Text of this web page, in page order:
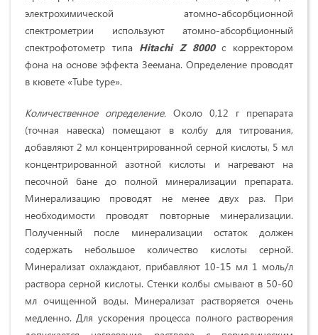
электрохимической атомно-абсорбционной
спектрометрии используют атомно-абсорбционный
спектрофотометр типа Hitachi Z 8000с корректором
фона на основе эффекта Зеемана. Определение проводят
в кювете «Tube type».
Количественное определение. Около 0,12 г препарата
(точная навеска) помещают в колбу для титрования,
добавляют 2 мл концентрированной серной кислоты, 5 мл
концентрированной азотной кислоты и нагревают на
песочной бане до полной минерализации препарата.
Минерализацию проводят не менее двух раз. При
необходимости проводят повторные минерализации.
Полученный после минерализации остаток должен
содержать небольшое количество кислоты серной.
Минерализат охлаждают, прибавляют 10-15 мл 1 моль/л
раствора серной кислоты. Стенки колбы смывают в 50-60
мл очищенной воды. Минерализат растворяется очень
медленно. Для ускорения процесса полного растворения